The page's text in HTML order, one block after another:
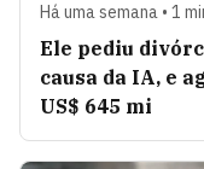
Há uma semana • 1
Ele pediu
causa da IA, e
US$ 645 mi